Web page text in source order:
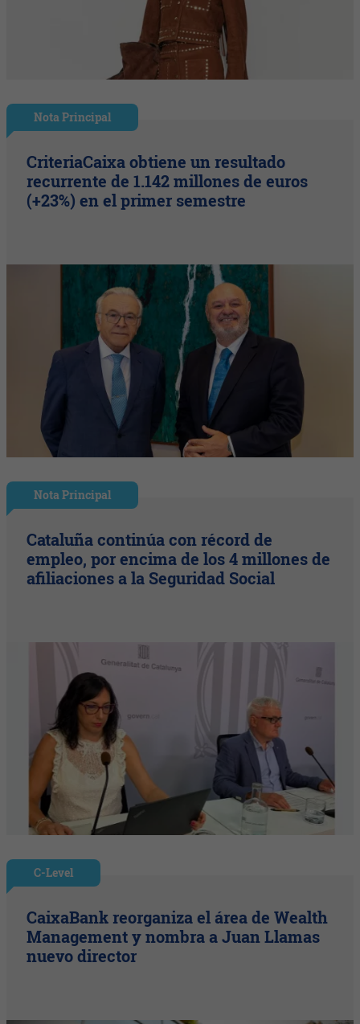
Nota Principal
CriteriaCaixa obtiene un resultado
recurrente de 1.142 millones de euros
(+23%) en el primer semestre
Nota Principal
Cataluña continúa con récord de
empleo, por encima de los 4 millones de
afiliaciones a la Seguridad Social
C-Level
CaixaBank reorganiza el área de Wealth
Management y nombra a Juan Llamas
nuevo director